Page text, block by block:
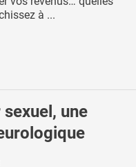
à ...
une